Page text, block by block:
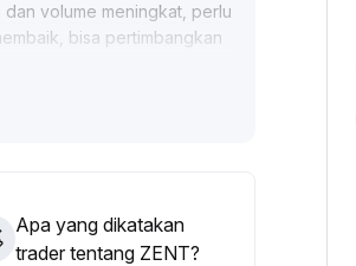
volume meningkat, perlu
bisa pertimbangkan
Apa yang dikatakan
trader tentang ZENT?